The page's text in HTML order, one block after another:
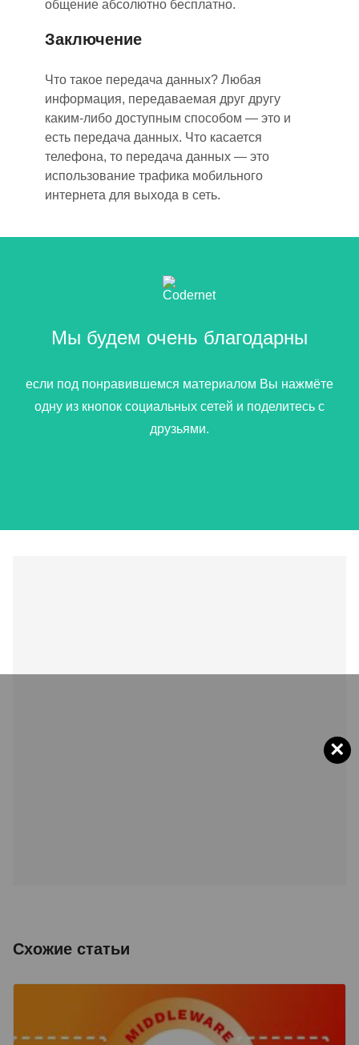
общение абсолютно бесплатно.
Заключение
Что такое передача данных? Любая
информация, передаваемая друг другу
каким-либо доступным способом — это и
есть передача данных. Что касается
телефона, то передача данных — это
использование трафика мобильного
интернета для выхода в сеть.
Мы будем очень благодарны
если под понравившемся материалом Вы нажмёте
одну из кнопок социальных сетей и поделитесь с
друзьями.
Схожие статьи
×